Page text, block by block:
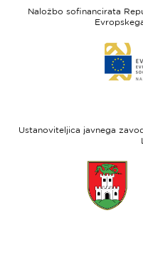
Slovenia
Naložbo sofinancirata
Ustanoviteljica javnega